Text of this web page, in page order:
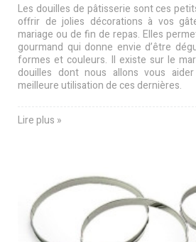
Les douilles de pâtisserie sont ces
offrir de jolies décorations à vos
mariage ou de fin de repas. Elles
gourmand qui donne envie d’être
formes et couleurs. Il existe sur le
douilles dont nous allons vous
meilleure utilisation de ces dernières.
Lire plus »